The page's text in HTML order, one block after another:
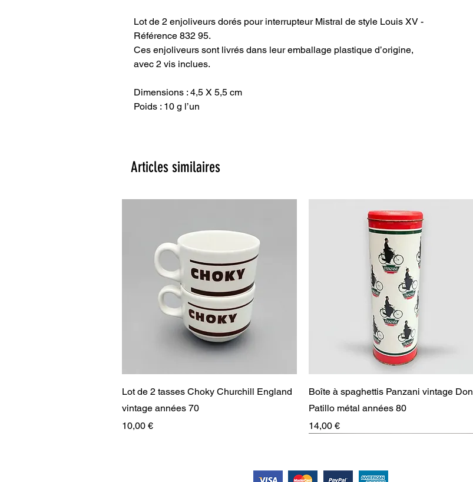
Lot de 2 enjoliveurs dorés pour interrupteur Mistral de style Louis XV -
Référence 832 95.
Ces enjoliveurs sont livrés dans leur emballage plastique d’origine,
avec 2 vis inclues.
Dimensions : 4,5 X 5,5 cm
Poids : 10 g l’un
Articles similaires
Aperçu rapide
Lot de 2 tasses Choky Churchill England
vintage années 70
Prix
10,00 €
Aperçu rapide
Boîte à spaghettis Panzani vintage Don
Patillo métal années 80
Prix
14,00 €